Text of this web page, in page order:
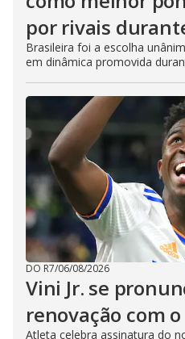
por rivais
Brasileira foi a escolha
em dinâmica promovida
DO R7/06/08/2026
Vini Jr. se
renovação com
Atleta celebra assinatura do